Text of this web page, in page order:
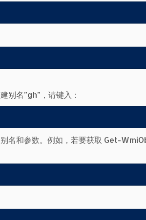
名”gh”，请键入：
名和参数。例如，若要获取 Get-